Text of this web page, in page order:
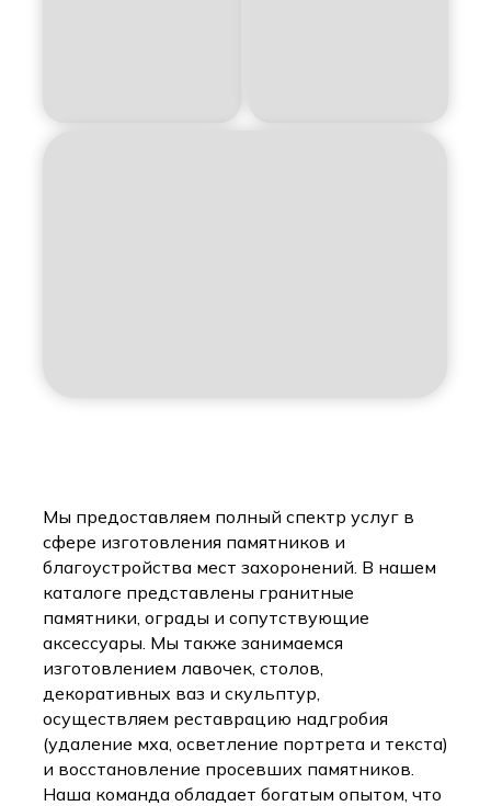
Мы предоставляем полный спектр услуг в
сфере изготовления памятников и
благоустройства мест захоронений. В нашем
каталоге представлены гранитные
памятники, ограды и сопутствующие
аксессуары. Мы также занимаемся
изготовлением лавочек, столов,
декоративных ваз и скульптур,
осуществляем реставрацию надгробия
(удаление мха, осветление портрета и текста)
и восстановление просевших памятников.
Наша команда обладает богатым опытом, что